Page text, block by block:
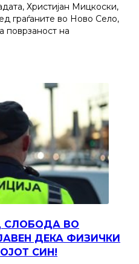
Христијан Мицкоски,
граѓаните во Ново Село,
поврзаност на
СЛОБОДА ВО
ДЕКА ФИЗИЧКИ
СИН!